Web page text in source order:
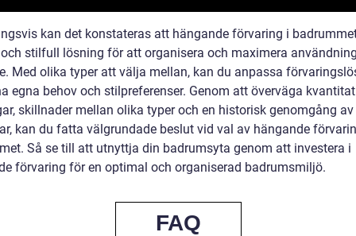
kan det konstateras att hängande förvaring i
stilfull lösning för att organisera och maximera
Med olika typer att välja mellan, kan du anpassa
egna behov och stilpreferenser. Genom att överväga
skillnader mellan olika typer och en historisk genomgång
kan du fatta välgrundade beslut vid val av hängande
Så se till att utnyttja din badrumsyta genom att investera i
förvaring för en optimal och organiserad badrumsmiljö.
FAQ